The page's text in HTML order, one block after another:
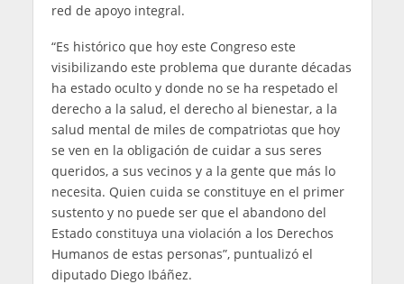
red de apoyo integral.
“Es histórico que hoy este Congreso este
visibilizando este problema que durante décadas
ha estado oculto y donde no se ha respetado el
derecho a la salud, el derecho al bienestar, a la
salud mental de miles de compatriotas que hoy
se ven en la obligación de cuidar a sus seres
queridos, a sus vecinos y a la gente que más lo
necesita. Quien cuida se constituye en el primer
sustento y no puede ser que el abandono del
Estado constituya una violación a los Derechos
Humanos de estas personas”, puntualizó el
diputado Diego Ibáñez.